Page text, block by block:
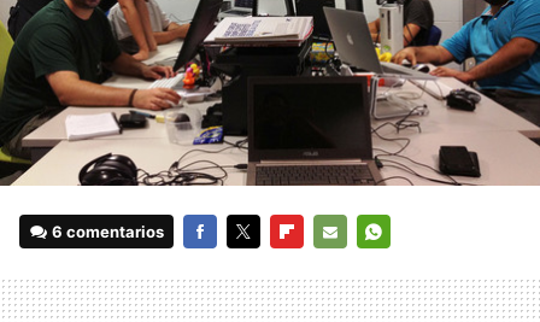
6 comentarios
MAIL